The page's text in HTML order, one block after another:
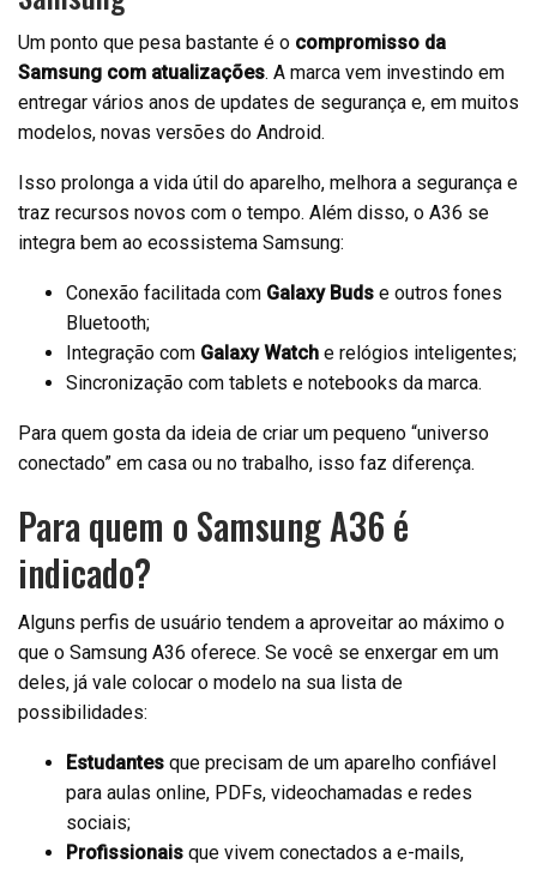
Um ponto que pesa bastante é o compromisso da
Samsung com atualizações. A marca vem investindo em
entregar vários anos de updates de segurança e, em muitos
modelos, novas versões do Android.
Isso prolonga a vida útil do aparelho, melhora a segurança e
traz recursos novos com o tempo. Além disso, o A36 se
integra bem ao ecossistema Samsung:
Conexão facilitada com Galaxy Buds e outros fones
Bluetooth;
Integração com Galaxy Watch e relógios inteligentes;
Sincronização com tablets e notebooks da marca.
Para quem gosta da ideia de criar um pequeno “universo
conectado” em casa ou no trabalho, isso faz diferença.
Para quem o Samsung A36 é
indicado?
Alguns perfis de usuário tendem a aproveitar ao máximo o
que o Samsung A36 oferece. Se você se enxergar em um
deles, já vale colocar o modelo na sua lista de
possibilidades:
Estudantes que precisam de um aparelho confiável
para aulas online, PDFs, videochamadas e redes
sociais;
Profissionais que vivem conectados a e-mails,